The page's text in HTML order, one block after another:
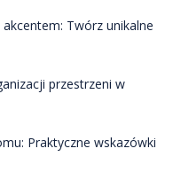
akcentem: Twórz unikalne
przestrzeni w
Praktyczne wskazówki